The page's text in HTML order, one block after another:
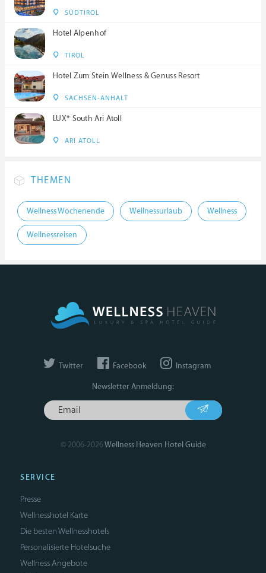
SÜDTIROL
Hotel Alpenhof
TIROL
Hotel Zum Stein Wellness & Genuss Resort
SACHSEN-ANHALT
LUX* South Ari Atoll
ARI ATOLL
THEMEN
Wellness Wochenende Wellnessurlaub Wellness
Wellnessreisen
Twitter Facebook Instagram
Newsletter Anmeldung:
© 2006-2026Wellness Heaven Hotel Guide
SERVICE
Presse
Wellnesshotel Karte
Die besten Wellnesshotels
Personalisierte Hotelsuche
Wellness Angebote